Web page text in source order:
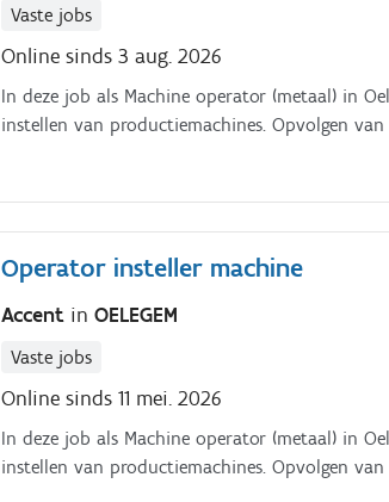
Vaste jobs
Online sinds 3 aug. 2026
In deze job als Machine operator (metaal) in
instellen van productiemachines. Opvolgen
Operator insteller machine
Accent inOELEGEM
Vaste jobs
Online sinds 11 mei. 2026
In deze job als Machine operator (metaal) in
instellen van productiemachines. Opvolgen